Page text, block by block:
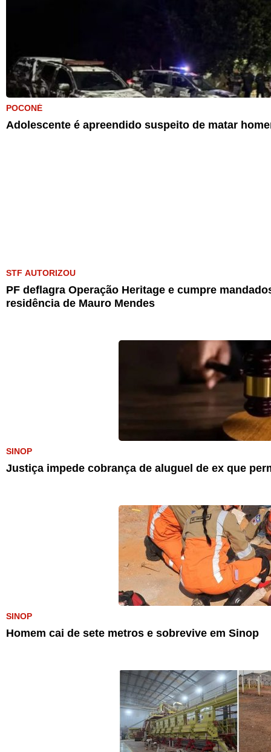
POCONÉ
Adolescente é apreendido suspeito de matar
STF AUTORIZOU
PF deflagra Operação Heritage e cumpre
residência de Mauro Mendes
SINOP
Justiça impede cobrança de aluguel de ex que
SINOP
Homem cai de sete metros e sobrevive em Sinop